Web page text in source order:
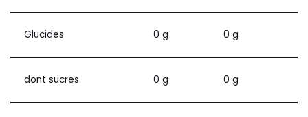
Glucides 0 g 0 g
dont sucres 0 g 0 g